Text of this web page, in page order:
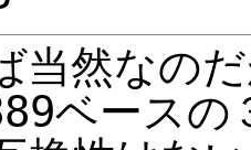
当然なの
ベースの